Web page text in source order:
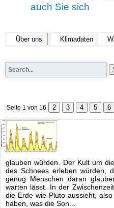
auch Sie sich
Über uns Klimadaten
Seite 1 von 16
glauben würden. Der Kult um
des Schnees erleben würden,
genug Menschen daran
warten lässt. In der
die Erde wie Pluto aussieht,
haben, was die Son...